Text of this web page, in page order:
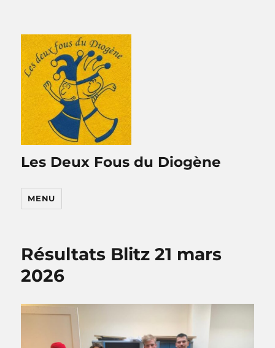
Les Deux Fous du Diogène
MENU
Résultats Blitz 21 mars
2026